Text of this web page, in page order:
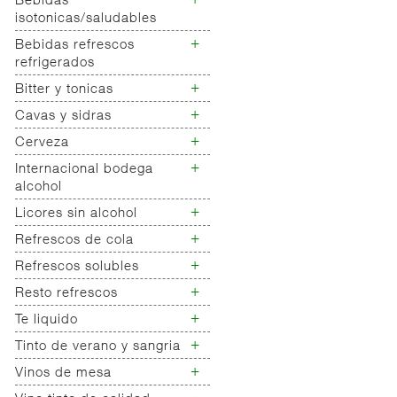
sabores
Bebidas energeticas
isotonicas/saludables
Bebidas isotonicas
Bebidas refrescos
refrigerados
+
Bebidas refrescos
refrigerados
Bitter y tonicas +
Bitter
Tonicas
Ginger ale
Cavas y sidras +
Cava
Sidra
Champan
Cerveza +
Cerveza clasica
Especialidades
Cerveza sin alcohol
Internacional bodega
alcohol
+
Internacional bodega
alcohol
Licores sin alcohol +
Licores y mostos
Refrescos de cola +
Refrescos cola
Refrescos cola sin
azucar
Refrescos cola sin
cafeina
Refrescos solubles +
Refrescos solubles
Resto refrescos +
Refrescos con gas
sabor fruta
Refrescos c/gas sabor
frutas sin azucar
Te liquido +
Te liquido
Te liquido sin azucar
Tinto de verano y sangria +
Tinto de verano
Vinos de mesa +